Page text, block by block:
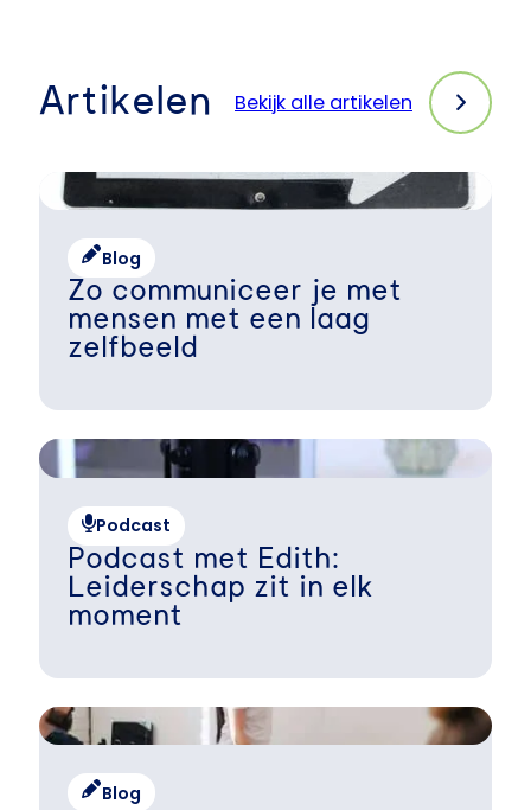
Artikelen Bekijk alle artikelen
Blog
Zo communiceer je met
mensen met een laag
zelfbeeld
Podcast
Podcast met Edith:
Leiderschap zit in elk
moment
Blog